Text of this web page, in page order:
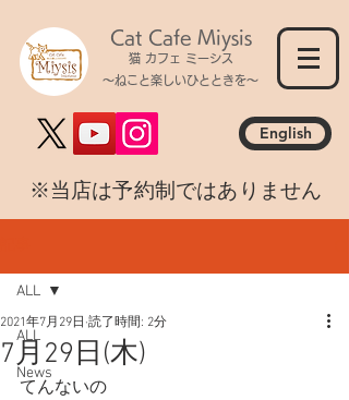
Cat Cafe Miysis
猫 カフェ ミーシス
～ねこと楽しいひとときを～
English
​※当店は予約制ではありません
ALL
News
ALL
7月29日(木)
2021年7月29日 読了時間: 2分
てんないの